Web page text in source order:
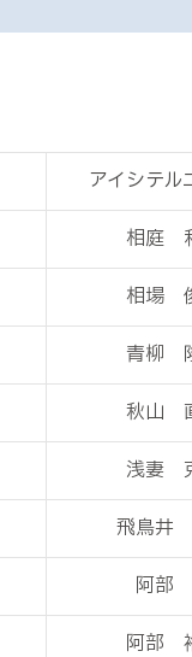
アイシテル
相庭
相場
青柳
秋山
浅妻
飛鳥井
阿部
阿部